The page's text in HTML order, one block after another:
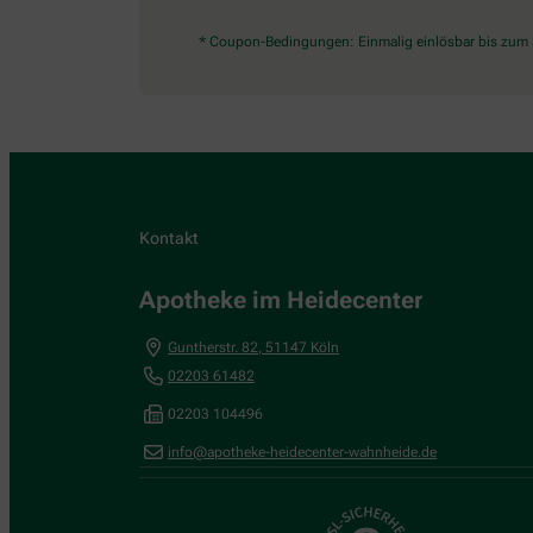
* Coupon-Bedingungen: Einmalig einlösbar bis
Kontakt
Apotheke im Heidecenter
Guntherstr. 82, 51147 Köln
02203 61482
02203 104496
info@apotheke-heidecenter-wahnheide.de